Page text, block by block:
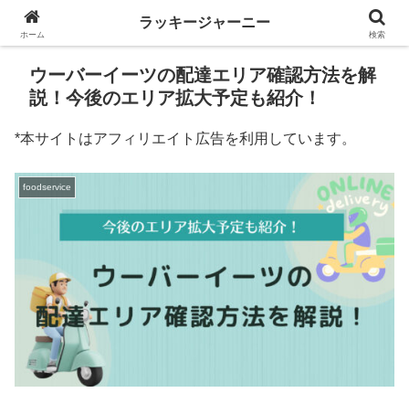
ウーバーイーツの配達エリア確認方法を解
説！今後のエリア拡大予定も紹介！
*本サイトはアフィリエイト広告を利用しています。
foodservice
ホーム
ラッキージャーニー
検索